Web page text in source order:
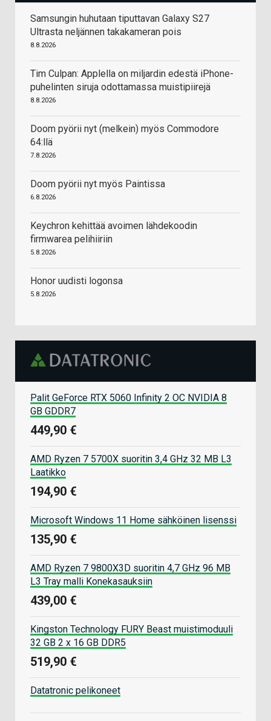
Samsungin huhutaan tiputtavan Galaxy S27
Ultrasta neljännen takakameran pois
8.8.2026
Tim Culpan: Applella on miljardin edestä iPhone-
puhelinten siruja odottamassa muistipiirejä
8.8.2026
Doom pyörii nyt (melkein) myös Commodore
64:llä
7.8.2026
Doom pyörii nyt myös Paintissa
6.8.2026
Keychron kehittää avoimen lähdekoodin
firmwarea pelihiiriin
5.8.2026
Honor uudisti logonsa
5.8.2026
Palit GeForce RTX 5060 Infinity 2 OC NVIDIA 8
GB GDDR7
449,90 €
AMD Ryzen 7 5700X suoritin 3,4 GHz 32 MB L3
Laatikko
194,90 €
Microsoft Windows 11 Home sähköinen lisenssi
135,90 €
AMD Ryzen 7 9800X3D suoritin 4,7 GHz 96 MB
L3 Tray malli Konekasauksiin
439,00 €
Kingston Technology FURY Beast muistimoduuli
32 GB 2 x 16 GB DDR5
519,90 €
Datatronic pelikoneet